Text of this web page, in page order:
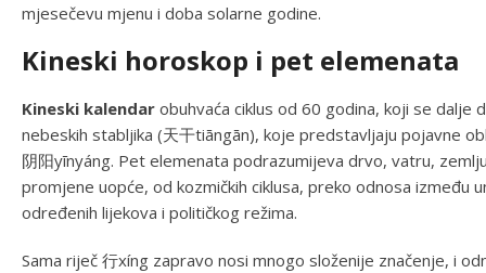
mjesečevu mjenu i doba solarne godine.
Kineski horoskop i pet elemenata
Kineski kalendar obuhvaća ciklus od 60 godina, koji se dalje
nebeskih stabljika (天干tiāngān), koje predstavljaju pojavne
阴阳yīnyáng. Pet elemenata podrazumijeva drvo, vatru,
promjene uopće, od kozmičkih ciklusa, preko odnosa između
određenih lijekova i političkog režima.
Sama riječ 行xíng zapravo nosi mnogo složenije značenje, i